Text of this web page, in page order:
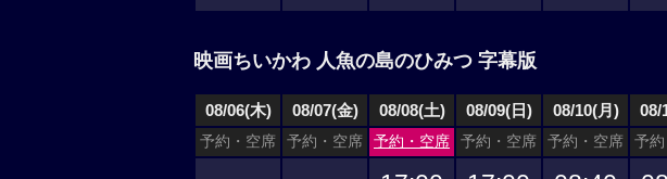
映画ちいかわ 人魚の島のひみつ 字幕版
08/06(木) 08/07(金) 08/08(土) 08/09(日) 08/10(月) 08/
予約・空席 予約・空席 予約・空席 予約・空席 予約・空席 予